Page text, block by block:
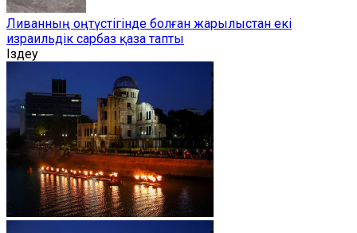
Ливанның оңтүстігінде болған жарылыстан екі
израильдік сарбаз қаза тапты
Іздеу